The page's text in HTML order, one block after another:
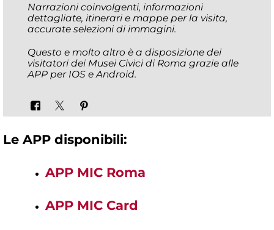
Narrazioni coinvolgenti, informazioni
dettagliate, itinerari e mappe per la visita,
accurate selezioni di immagini.
Questo e molto altro è a disposizione dei
visitatori dei Musei Civici di Roma grazie alle
APP per IOS e Android.
Le APP disponibili:
APP MIC Roma
APP MIC Card